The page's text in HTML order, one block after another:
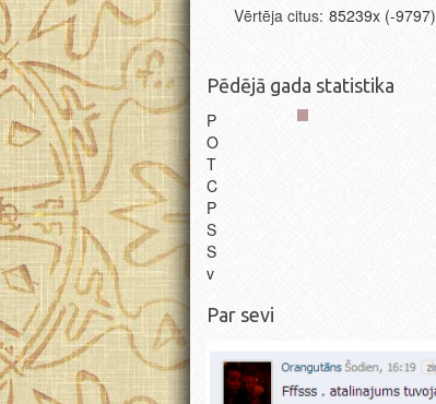
Vērtēja citus 85239x (-9797)
Pēdējā gada statistika
P
O
T
C
P
S
S
v
Par sevi